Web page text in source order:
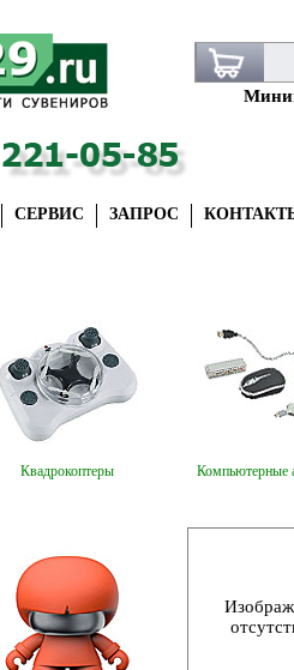
СЕРВИС ЗАПРОС
Квадрокоптеры Компьютерные